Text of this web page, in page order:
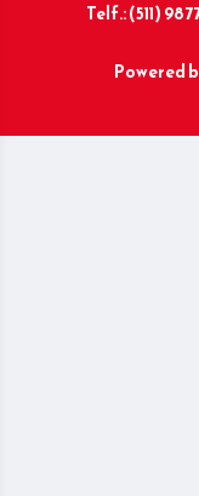
Telf.: (511)
Powered